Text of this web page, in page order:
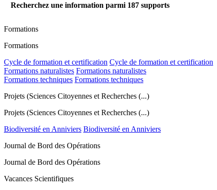
Recherchez une information parmi 187 supports
Formations
Formations
Cycle de formation et certification Cycle de formation et certification
Formations naturalistes Formations naturalistes
Formations techniques Formations techniques
Projets (Sciences Citoyennes et Recherches (...)
Projets (Sciences Citoyennes et Recherches (...)
Biodiversité en Anniviers Biodiversité en Anniviers
Journal de Bord des Opérations
Journal de Bord des Opérations
Vacances Scientifiques